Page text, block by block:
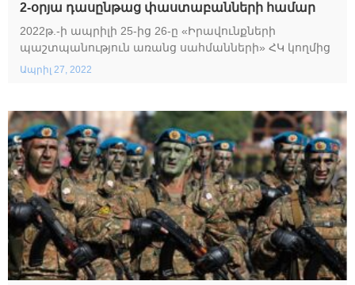
2-օրյա դասընթաց փաստաբանների համար
Ապրիլ 27, 2022
2022թ.-ի ապրիլի 25-ից 26-ը «Իրավունքների
պաշտպանություն առանց սահմանների» ՀԿ կողմից